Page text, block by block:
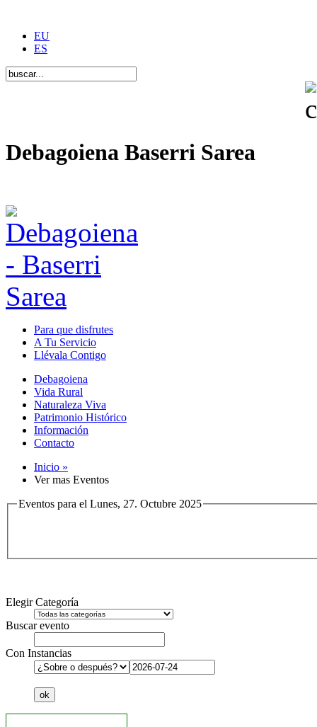
EU
ES
Debagoiena Baserri Sarea
Para que disfrutes
A Tu Servicio
Llévala Contigo
Debagoiena
Vida Rural
Naturaleza Viva
Patrimonio Histórico
Información
Contacto
Inicio »
Ver mas Eventos
Eventos para el Lunes, 27. Octubre 2025
Elegir Categoría
Buscar evento
Con Instancias